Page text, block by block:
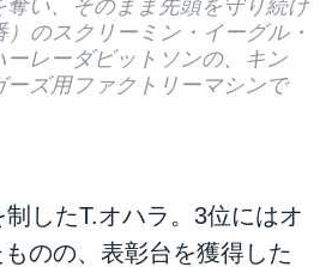
奪い、そのまま先頭を守り続け
のスクリーミン・イーグル・
ーレーダビットソンの、キン
ーズ用ファクトリーマシンで
したT.オハラ。3位にはオ
のの、表彰台を獲得した